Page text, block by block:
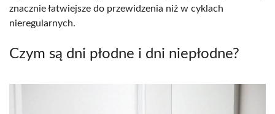
znacznie łatwiejsze do przewidzenia niż w cyklach
nieregularnych.
Czym są dni płodne i dni niepłodne?